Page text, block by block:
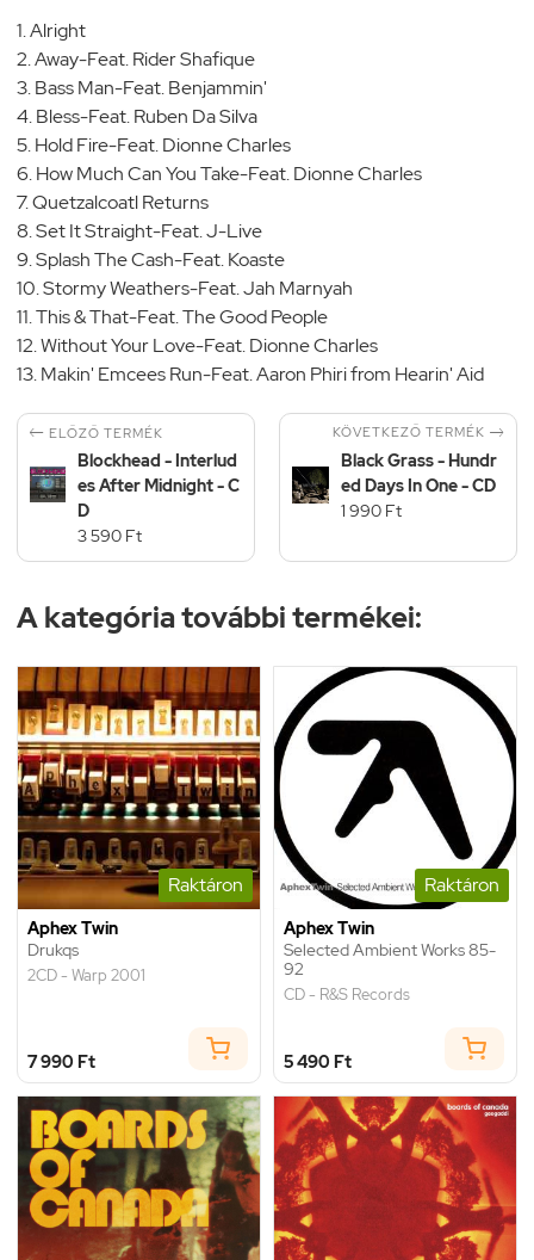
1. Alright
2. Away-Feat. Rider Shafique
3. Bass Man-Feat. Benjammin'
4. Bless-Feat. Ruben Da Silva
5. Hold Fire-Feat. Dionne Charles
6. How Much Can You Take-Feat. Dionne Charles
7. Quetzalcoatl Returns
8. Set It Straight-Feat. J-Live
9. Splash The Cash-Feat. Koaste
10. Stormy Weathers-Feat. Jah Marnyah
11. This & That-Feat. The Good People
12. Without Your Love-Feat. Dionne Charles
13. Makin' Emcees Run-Feat. Aaron Phiri from Hearin' Aid
 ELŐZŐ TERMÉK
Blockhead - Interlud
es After Midnight - C
D
3 590 Ft
KÖVETKEZŐ TERMÉK 
Black Grass - Hundr
ed Days In One - CD
1 990 Ft
A kategória további termékei:
Raktáron
Aphex Twin
Drukqs
2CD - Warp 2001
7 990 Ft
Raktáron
Aphex Twin
Selected Ambient Works 85-
92
CD - R&S Records
5 490 Ft